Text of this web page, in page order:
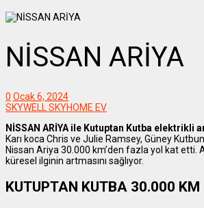
NİSSAN ARİYA
0 Ocak 6, 2024
SKYWELL SKYHOME EV
NİSSAN ARİYA ile Kutuptan Kutba elektrikli
Karı koca Chris ve Julie Ramsey, Güney
Nissan Ariya 30.000 km’den fazla yol kat etti.
küresel ilginin artmasını sağlıyor.
KUTUPTAN KUTBA 30.000 KM